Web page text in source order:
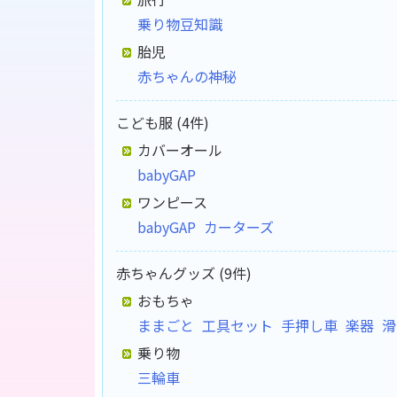
乗り物豆知識
胎児
赤ちゃんの神秘
こども服 (4件)
カバーオール
babyGAP
ワンピース
babyGAP カーターズ
赤ちゃんグッズ (9件)
おもちゃ
ままごと 工具セット 手押し車 楽器
乗り物
三輪車